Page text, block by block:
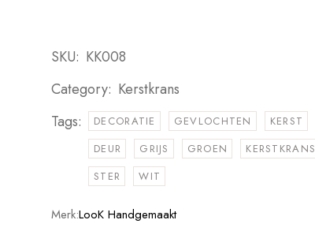
SKU: KK008
Category: Kerstkrans
Tags:
DECORATIE GEVLOCHTEN KERST
DEUR
GRIJS GROEN KERSTKRANS
STER
WIT
Merk:LooK Handgemaakt